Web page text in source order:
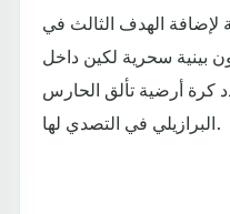
الهدف الثالث في
مرر سون بينية سحرية لكين داخل
كرة أرضية تألق الحارس
البرازيلي في التصدي لها.